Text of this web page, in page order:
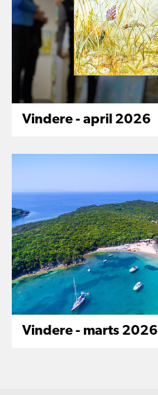
Vindere - april 2026
Vindere - marts 2026